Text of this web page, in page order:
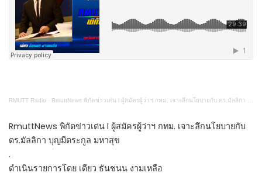
RMUTT Radio · RmuttNews พิกัดข่าวเด่น l ผู้สมัครผู้ว่าฯ กทม. เจาะลึกนโยบายกับ ดร.มัลลิกา บุญมีตระกูล มหาสุข
RmuttNews พิกัดข่าวเด่น l ผู้สมัครผู้ว่าฯ กทม. เจาะลึกนโยบายกับ
ดร.มัลลิกา บุญมีตระกูล มหาสุข
.
ดำเนินรายการโดย เดียว ธันชนน งามเหลือ